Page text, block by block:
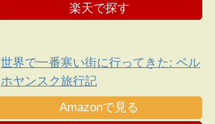
楽天で探す
世界で一番寒い街に行ってきた: ベル
ホヤンスク旅行記
Amazonで見る